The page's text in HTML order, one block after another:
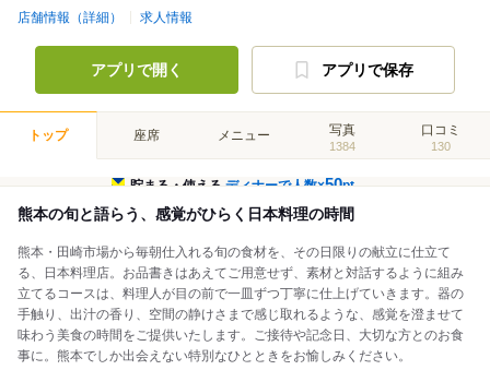
店舗情報（詳細） 求人情報
アプリで開く アプリで保存
トップ 座席 メニュー 写真
1384
口コミ
130
貯まる・使えるディナーで人数×50pt
熊本の旬と語らう、感覚がひらく日本料理の時間
熊本・田崎市場から毎朝仕入れる旬の食材を、その日限りの献立に仕立て
る、日本料理店。お品書きはあえてご用意せず、素材と対話するように組み
立てるコースは、料理人が目の前で一皿ずつ丁寧に仕上げていきます。器の
手触り、出汁の香り、空間の静けさまで感じ取れるような、感覚を澄ませて
味わう美食の時間をご提供いたします。ご接待や記念日、大切な方とのお食
事に。熊本でしか出会えない特別なひとときをお愉しみください。